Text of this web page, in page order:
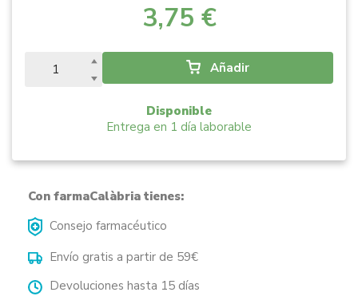
3,75 €
Añadir
Disponible
Entrega en 1 día laborable
Con farmaCalàbria tienes:
Consejo farmacéutico
Envío gratis a partir de 59€
Devoluciones hasta 15 días